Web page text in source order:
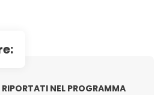
NEL PROGRAMMA